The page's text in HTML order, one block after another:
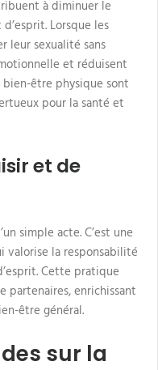
à diminuer le
Lorsque les
leur sexualité sans
et réduisent
bien-être physique sont
pour la santé et
et de
simple acte. C’est une
valorise la responsabilité
Cette pratique
enrichissant
être général.
sur la